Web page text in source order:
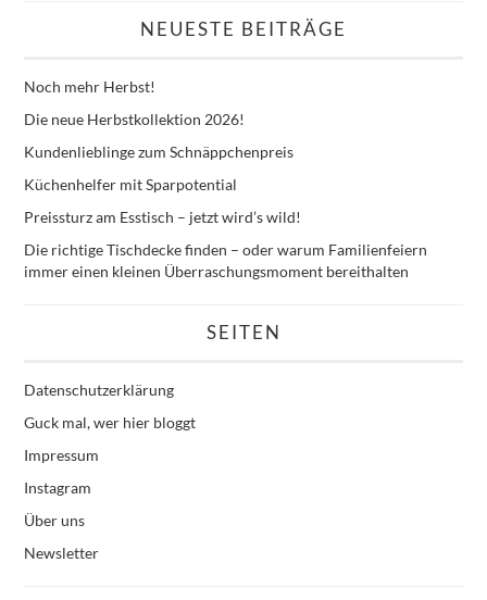
NEUESTE BEITRÄGE
Noch mehr Herbst!
Die neue Herbstkollektion 2026!
Kundenlieblinge zum Schnäppchenpreis
Küchenhelfer mit Sparpotential
Preissturz am Esstisch – jetzt wird’s wild!
Die richtige Tischdecke finden – oder warum Familienfeiern
immer einen kleinen Überraschungsmoment bereithalten
SEITEN
Datenschutzerklärung
Guck mal, wer hier bloggt
Impressum
Instagram
Über uns
Newsletter